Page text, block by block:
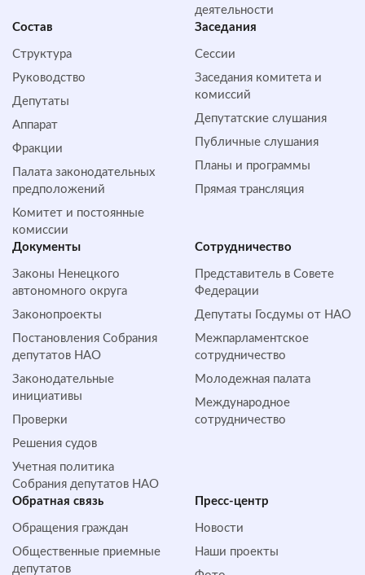
деятельности
Состав
Структура
Руководство
Депутаты
Аппарат
Фракции
Палата законодательных
предположений
Комитет и постоянные
комиссии
Заседания
Сессии
Заседания комитета и
комиссий
Депутатские слушания
Публичные слушания
Планы и программы
Прямая трансляция
Документы
Законы Ненецкого
автономного округа
Законопроекты
Постановления Собрания
депутатов НАО
Законодательные
инициативы
Проверки
Решения судов
Учетная политика
Собрания депутатов НАО
Сотрудничество
Представитель в Совете
Федерации
Депутаты Госдумы от НАО
Межпарламентское
сотрудничество
Молодежная палата
Международное
сотрудничество
Обратная cвязь
Обращения граждан
Общественные приемные
депутатов
Пресс-центр
Новости
Наши проекты